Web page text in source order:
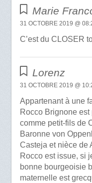
Marie
31 OCTOBRE 2019 @
C’est du CLOSER
Lorenz
31 OCTOBRE 2019 @
Appartenant à une
Rocco Brignone
comme petit-fils de
Baronne von
Casteja et nièce de
Rocco est issue, si
bonne bourgeoisie
maternelle est